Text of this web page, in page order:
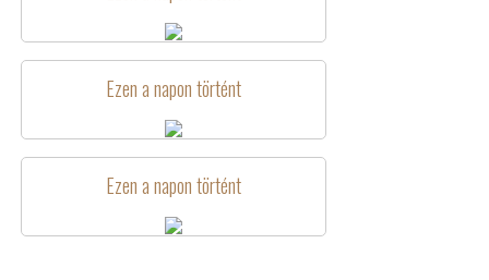
Ezen a napon történt
Ezen a napon történt